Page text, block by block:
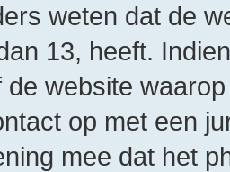
weten dat de
13, heeft.
de website
op met een
mee dat het